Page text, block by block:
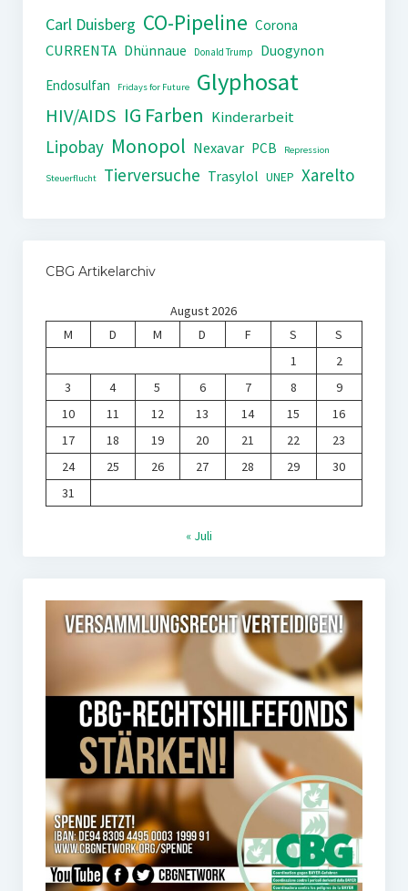
Carl Duisberg CO-Pipeline Corona
CURRENTA Dhünnaue Donald Trump
Duogynon
Endosulfan
Fridays for Future Glyphosat
HIV/AIDS IG Farben Kinderarbeit
Lipobay Monopol Nexavar PCB Repression
Steuerflucht Tierversuche Trasylol UNEP Xarelto
CBG Artikelarchiv
August 2026
M
D M D F S
S
1
2
3
4 5 6 7 8
9
10
11 12 13 14 15
16
17
18 19 20 21 22
23
24
25 26 27 28 29
30
31
« Juli